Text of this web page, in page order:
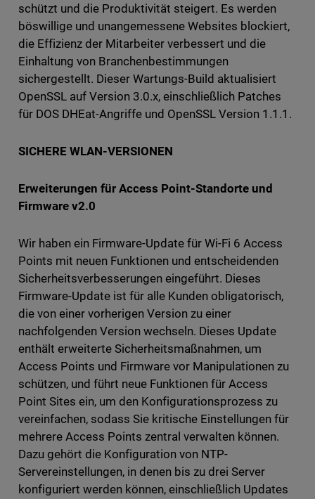
schützt und die Produktivität steigert. Es werden
böswillige und unangemessene Websites blockiert,
die Effizienz der Mitarbeiter verbessert und die
Einhaltung von Branchenbestimmungen
sichergestellt. Dieser Wartungs-Build aktualisiert
OpenSSL auf Version 3.0.x, einschließlich Patches
für DOS DHEat-Angriffe und OpenSSL Version 1.1.1.
SICHERE WLAN-VERSIONEN
Erweiterungen für Access Point-Standorte und
Firmware v2.0
Wir haben ein Firmware-Update für Wi-Fi 6 Access
Points mit neuen Funktionen und entscheidenden
Sicherheitsverbesserungen eingeführt. Dieses
Firmware-Update ist für alle Kunden obligatorisch,
die von einer vorherigen Version zu einer
nachfolgenden Version wechseln. Dieses Update
enthält erweiterte Sicherheitsmaßnahmen, um
Access Points und Firmware vor Manipulationen zu
schützen, und führt neue Funktionen für Access
Point Sites ein, um den Konfigurationsprozess zu
vereinfachen, sodass Sie kritische Einstellungen für
mehrere Access Points zentral verwalten können.
Dazu gehört die Konfiguration von NTP-
Servereinstellungen, in denen bis zu drei Server
konfiguriert werden können, einschließlich Updates